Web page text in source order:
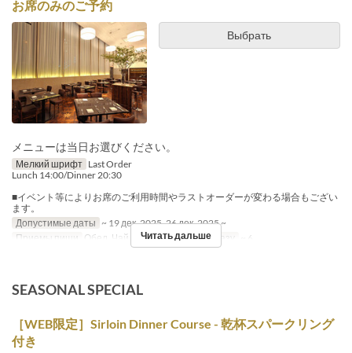
お席のみのご予約
Выбрать
メニューは当日お選びください。
Мелкий шрифт Last Order
Lunch 14:00/Dinner 20:30
■イベント等によりお席のご利用時間やラストオーダーが変わる場合もござい
ます。
Допустимые даты ~ 19 дек. 2025, 26 дек. 2025 ~
Приемы пищи Обед, Чай, Ужин Лимит по заказу ~ 6
Читать дальше
SEASONAL SPECIAL
［WEB限定］Sirloin Dinner Course - 乾杯スパークリング
付き